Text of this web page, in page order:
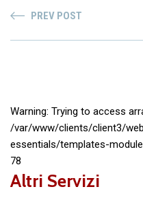
PREV POST
Warning: Trying to access
/var/www/clients/client3/
essentials/templates-
78
Altri Servizi